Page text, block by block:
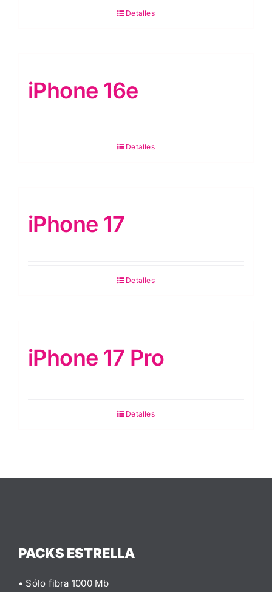
Detalles
iPhone 16e
Detalles
iPhone 17
Detalles
iPhone 17 Pro
Detalles
PACKS ESTRELLA
• Sólo fibra 1000 Mb